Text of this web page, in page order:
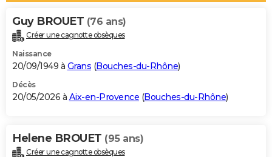
Alimentation
Guide de la santé
Maladies
Médicaments
Sommeil
VOYAGE
Destinations
City break
Voyage nature
Voyage de noces
Forum
Climat
+PHOTO
GUIDES D'ACHAT
BONS PLANS
Carte de Noël
Carte Bonne année
Carte Saint-Valentin
Carte Pâques
Carte d'anniversaire
DICTIONNAIRE
Guy BROUET (76 ans)
Créer une cagnotte obsèques
Naissance
20/09/1949 à Grans (Bouches-du-Rhône)
Décès
20/05/2026 à Aix-en-Provence (Bouches-du-Rhône)
Helene BROUET (95 ans)
Créer une cagnotte obsèques